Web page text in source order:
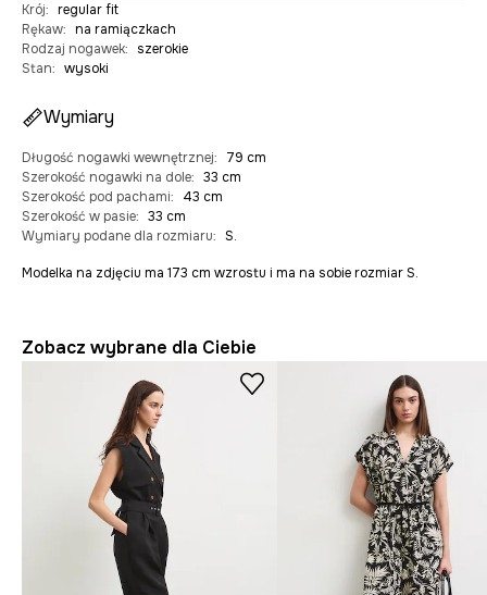
Krój: regular fit
Rękaw: na ramiączkach
Rodzaj nogawek:
szerokie
Stan: wysoki
Wymiary
Długość nogawki wewnętrznej:
79 cm
Szerokość nogawki na dole: 33 cm
Szerokość pod pachami:
43 cm
Szerokość w pasie: 33 cm
Wymiary podane dla rozmiaru: S.
Modelka na zdjęciu ma 173 cm wzrostu i ma na sobie rozmiar S.
Zobacz wybrane dla Ciebie